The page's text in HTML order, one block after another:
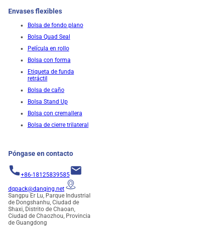
Envases flexibles
Bolsa de fondo plano
Bolsa Quad Seal
Película en rollo
Bolsa con forma
Etiqueta de funda
retráctil
Bolsa de caño
Bolsa Stand Up
Bolsa con cremallera
Bolsa de cierre trilateral
Póngase en contacto
+86-18125839585
dqpack@danqing.net
Sangpu Er Lu, Parque Industrial
de Dongshanhu, Ciudad de
Shaxi, Distrito de Chaoan,
Ciudad de Chaozhou, Provincia
de Guangdong